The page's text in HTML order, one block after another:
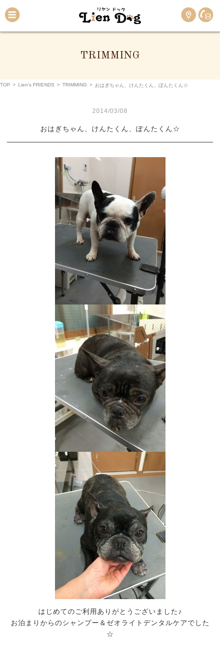
TRIMMING
TOP > Lien’s FRIENDS > TRIMMING > おはぎちゃん、けんたくん、ぽんたくん☆
2014/03/08
おはぎちゃん、けんたくん、ぽんたくん☆
はじめてのご利用ありがとうございました♪
お泊まりからのシャンプー＆ゼオライトデンタルケアでした
☆